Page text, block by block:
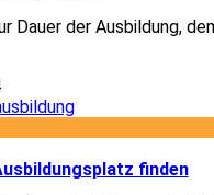
Dauer der Ausbildung,
finden